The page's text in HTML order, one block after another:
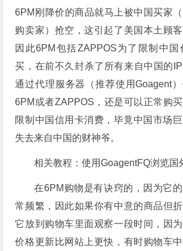
6PM刚降价的商品就马上被中国买家
购卖家）抢空，这引起了美国本土顾客
因此6PM包括ZAPPOS为了限制中
买，在前不久封杀了所有来自中国的
通过代理服务器（推荐使用Goagent
6PM或者ZAPPOS，还是可以正常购
限制中国信用卡消费，毕竟中国市场
失去来自中国的财神爷。
相关教程：使用GoagentFQ浏览国
在6PM购物是有诀窍的，因为它
常频繁，因此如果你有中意的商品但
它放到购物车里面观察一段时间，因
价格更新比网站上更快，有时购物车